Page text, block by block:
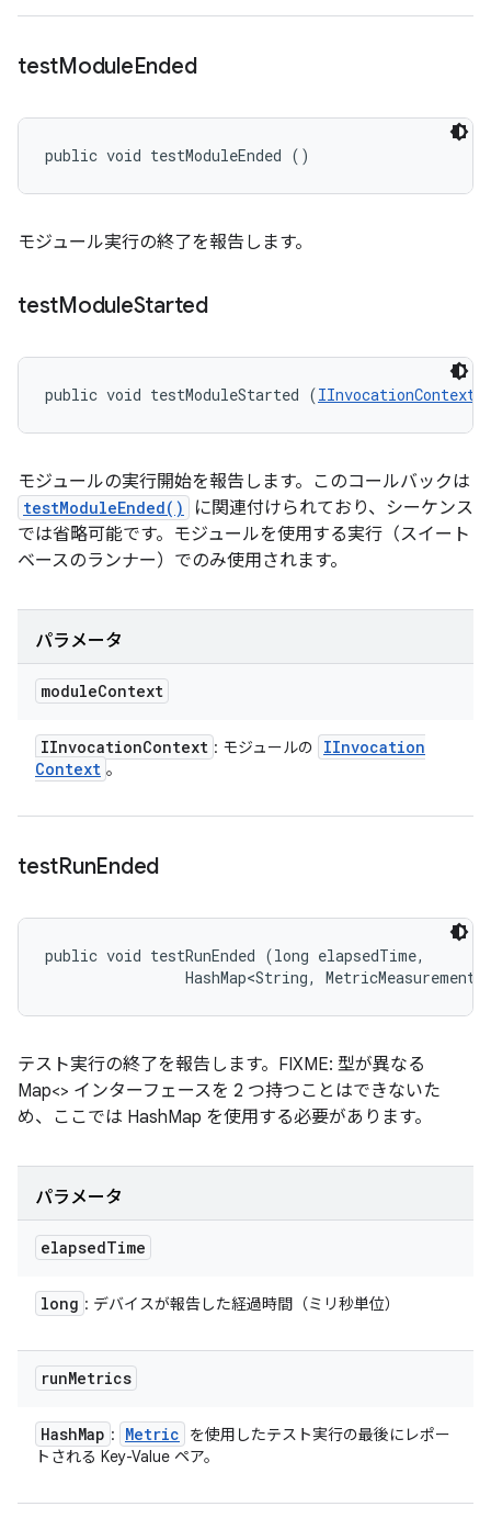
testModuleEnded
public void testModuleEnded ()
モジュール実行の終了を報告します。
testModuleStarted
public void testModuleStarted (IInvocationContext
モジュールの実行開始を報告します。このコールバックは
testModuleEnded()
に関連付けられており、シーケンス
では省略可能です。モジュールを使用する実行（スイート
ベースのランナー）でのみ使用されます。
パラメータ
moduleContext
IInvocationContext : モジュールの
IInvocation
Context 。
testRunEnded
public void testRunEnded (long elapsedTime,
HashMap<String,
テスト実行の終了を報告します。FIXME: 型が異なる
Map<> インターフェースを 2 つ持つことはできないた
め、ここでは HashMap を使用する必要があります。
パラメータ
elapsedTime
long : デバイスが報告した経過時間（ミリ秒単位）
runMetrics
HashMap : Metric
を使用したテスト実行の最後にレポー
トされる Key-Value ペア。